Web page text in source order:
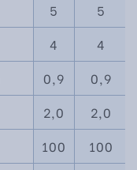
5
5
4
4
0,9
0,9
2,0
2,0
100
100